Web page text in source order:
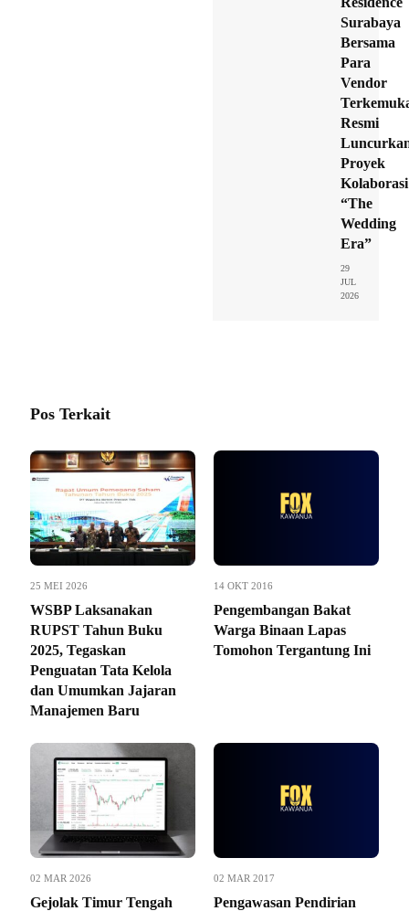
Surabaya
Bersama
Para
Vendor
Resmi
Proyek
Kolaborasi
“The
Wedding
Era”
29
JUL
2026
Pos Terkait
25 MEI 2026
WSBP Laksanakan
RUPST Tahun Buku
2025, Tegaskan
Penguatan Tata Kelola
dan Umumkan Jajaran
Manajemen Baru
14 OKT 2016
Pengembangan Bakat
Warga Binaan Lapas
Tomohon Tergantung Ini
02 MAR 2026
Gejolak Timur Tengah
02 MAR 2017
Pengawasan Pendirian